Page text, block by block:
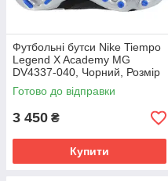
Футбольні бутси Nike Tiempo
Legend X Academy MG
DV4337-040, Чорний, Розмір
(EU) - 43
Готово до відправки
3 450 ₴
Купити